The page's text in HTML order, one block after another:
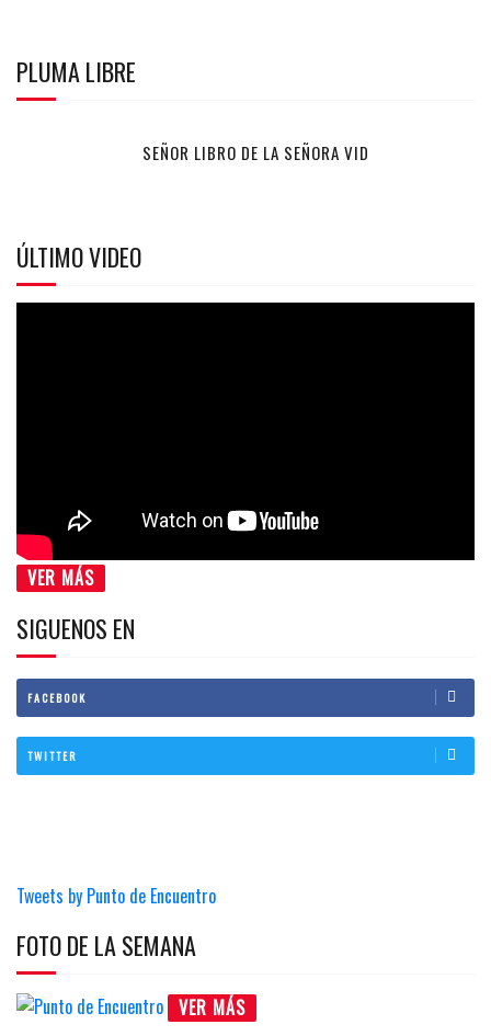
PLUMA LIBRE
SEÑOR LIBRO DE LA SEÑORA VID
ÚLTIMO VIDEO
VER MÁS
SIGUENOS EN
FACEBOOK
TWITTER
Tweets by Punto de Encuentro
FOTO DE LA SEMANA
VER MÁS